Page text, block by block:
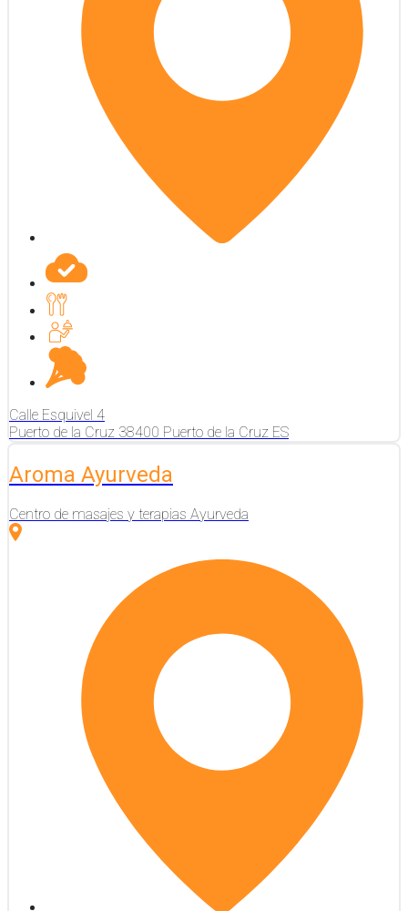
Calle Esquivel 4
Puerto de la Cruz 38400 Puerto de la Cruz ES
Aroma Ayurveda
Centro de masajes y terapias Ayurveda